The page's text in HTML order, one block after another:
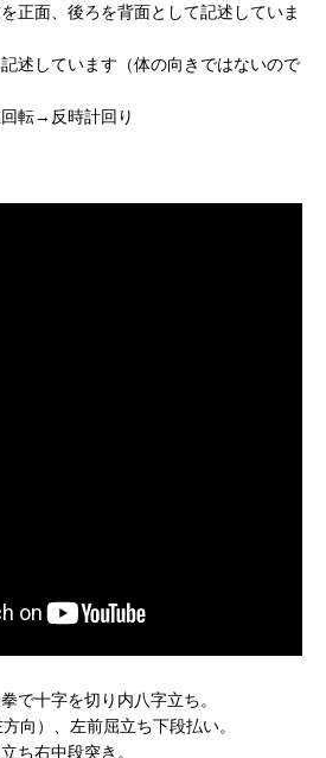
正面、後ろを背面として記述していま
述しています（体の向きではないので
転→反時計回り
で十字を切り内八字立ち。
向）、左前屈立ち下段払い。
ち右中段突き。